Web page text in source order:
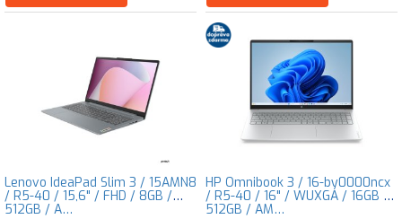
Lenovo IdeaPad Slim 3 / 15AMN8
/ R5-40 / 15,6" / FHD / 8GB /
512GB / A…
HP Omnibook 3 / 16-by0000ncx
/ R5-40 / 16" / WUXGA / 16GB /
512GB / AM…